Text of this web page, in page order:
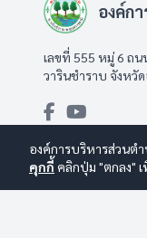
องค์ก
เลขที่ 555 หมู่ 6 ถ
วารินชำราบ จังหวั
องค์การบริหารส่วนต
คุกกี้ คลิกปุ่ม "ตกลง"